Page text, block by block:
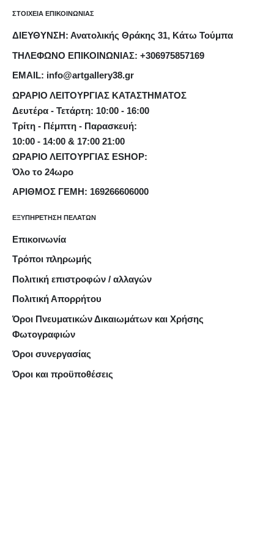
ΣΤΟΙΧΕΙΑ ΕΠΙΚΟΙΝΩΝΙΑΣ
ΔΙΕΥΘΥΝΣΗ: Ανατολικής Θράκης 31, Κάτω Τούμπα
ΤΗΛΕΦΩΝΟ ΕΠΙΚΟΙΝΩΝΙΑΣ: +306975857169
EMAIL: info@artgallery38.gr
ΩΡΑΡΙΟ ΛΕΙΤΟΥΡΓΙΑΣ ΚΑΤΑΣΤΗΜΑΤΟΣ
Δευτέρα - Τετάρτη: 10:00 - 16:00
Τρίτη - Πέμπτη - Παρασκευή:
10:00 - 14:00 & 17:00 21:00
ΩΡΑΡΙΟ ΛΕΙΤΟΥΡΓΙΑΣ ESHOP:
Όλο το 24ωρο
ΑΡΙΘΜΟΣ ΓΕΜΗ: 169266606000
ΕΞΥΠΗΡΕΤΗΣΗ ΠΕΛΑΤΩΝ
Επικοινωνία
Τρόποι πληρωμής
Πολιτική επιστροφών / αλλαγών
Πολιτική Απορρήτου
Όροι Πνευματικών Δικαιωμάτων και Χρήσης
Φωτογραφιών
Όροι συνεργασίας
Όροι και προϋποθέσεις